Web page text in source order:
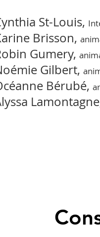
St-Louis,
Brisson,
Gumery,
Gilbert,
Bérubé,